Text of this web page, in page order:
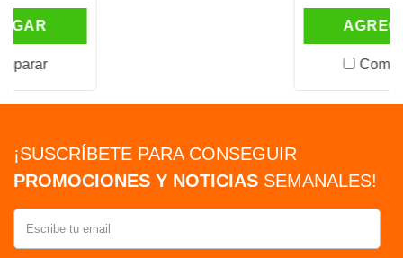
AGREGAR
Comparar
¡SUSCRÍBETE PARA CONSEGUIR
PROMOCIONES Y NOTICIAS SEMANALES!